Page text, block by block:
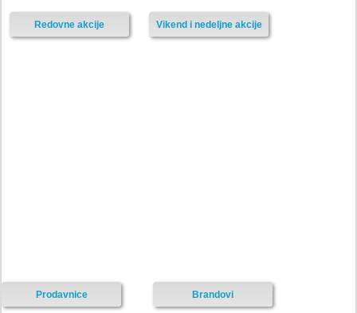
Vikend i nedeljne akcije
Redovne akcije
Prodavnice Brandovi